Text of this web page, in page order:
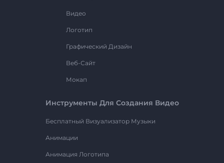
Видео
Логотип
Графический Дизайн
Веб-Сайт
Мокап
Инструменты Для Создания Видео
Бесплатный Визуализатор Музыки
Анимации
Анимация Логотипа